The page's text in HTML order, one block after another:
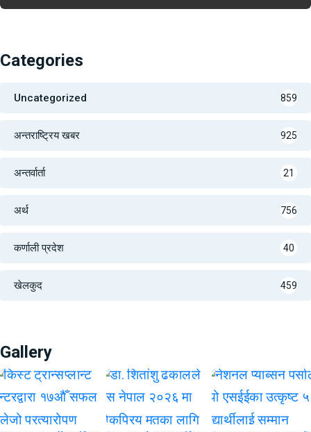
Categories
Uncategorized 859
अन्तराष्ट्रिय खबर 925
अन्तर्वार्ता 21
अर्थ 756
कर्णाली प्रदेश 40
खेलकुद 459
Gallery